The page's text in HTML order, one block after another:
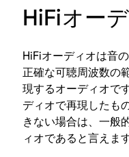
HiFiオー
HiFiオーディオは音
正確な可聴周波数の
現するオーディオで
ディオで再現したも
きない場合は、一般
ィオであると言えます